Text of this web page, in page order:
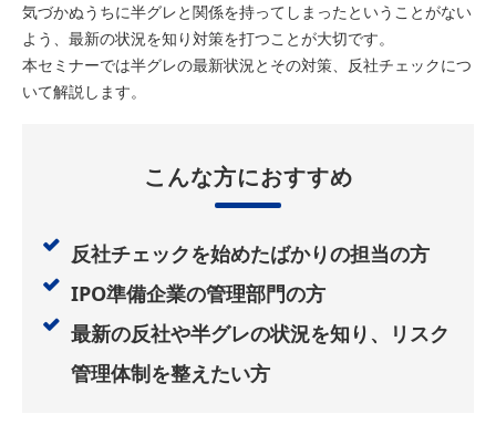
気づかぬうちに半グレと関係を持ってしまったということがない
よう、最新の状況を知り対策を打つことが大切です。
本セミナーでは半グレの最新状況とその対策、反社チェックにつ
いて解説します。
こんな方におすすめ
反社チェックを始めたばかりの担当の方
IPO準備企業の管理部門の方
最新の反社や半グレの状況を知り、リスク
管理体制を整えたい方